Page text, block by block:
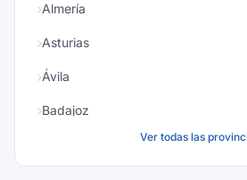
Almería
Asturias
Ávila
Badajoz
Ver todas las